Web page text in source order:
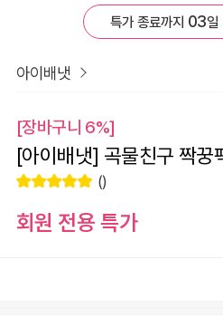
특가 종료까지 03일
아이배냇
[장바구니 6%]
[아이배냇] 곡물친구 짝꿍
()
회원 전용 특가